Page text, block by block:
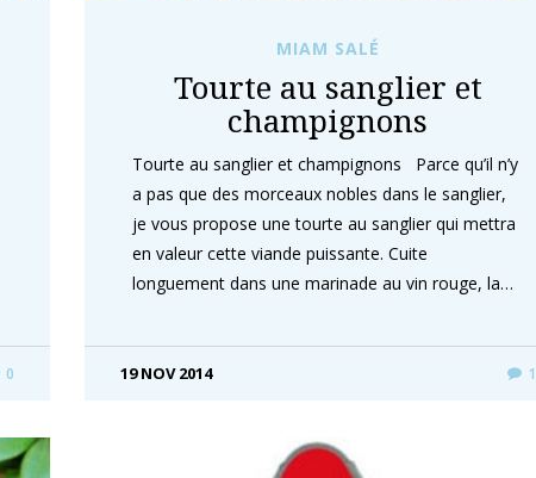
0
MIAM SALÉ
Tourte au sanglier et
champignons
Tourte au sanglier et champignons Parce qu’il n’y
a pas que des morceaux nobles dans le sanglier,
je vous propose une tourte au sanglier qui mettra
en valeur cette viande puissante. Cuite
longuement dans une marinade au vin rouge, la…
19 NOV 2014 1